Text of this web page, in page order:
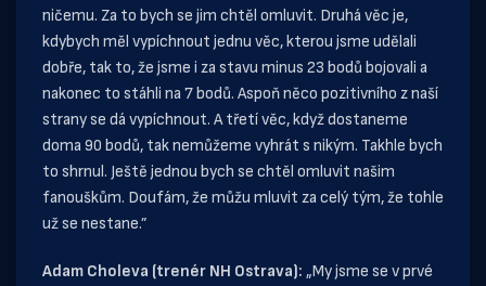
ničemu. Za to bych se jim chtěl omluvit. Druhá věc je,
kdybych měl vypíchnout jednu věc, kterou jsme udělali
dobře, tak to, že jsme i za stavu minus 23 bodů bojovali a
nakonec to stáhli na 7 bodů. Aspoň něco pozitivního z naší
strany se dá vypíchnout. A třetí věc, když dostaneme
doma 90 bodů, tak nemůžeme vyhrát s nikým. Takhle bych
to shrnul. Ještě jednou bych se chtěl omluvit našim
fanouškům. Doufám, že můžu mluvit za celý tým, že tohle
už se nestane.”
Adam Choleva (trenér NH Ostrava): „My jsme se v prvé